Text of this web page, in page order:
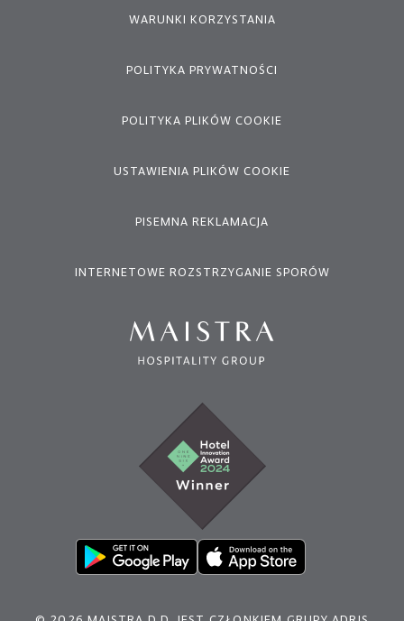
WARUNKI KORZYSTANIA
POLITYKA PRYWATNOŚCI
POLITYKA PLIKÓW COOKIE
USTAWIENIA PLIKÓW COOKIE
PISEMNA REKLAMACJA
INTERNETOWE ROZSTRZYGANIE SPORÓW